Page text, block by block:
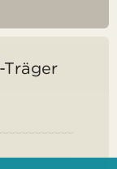
Träger